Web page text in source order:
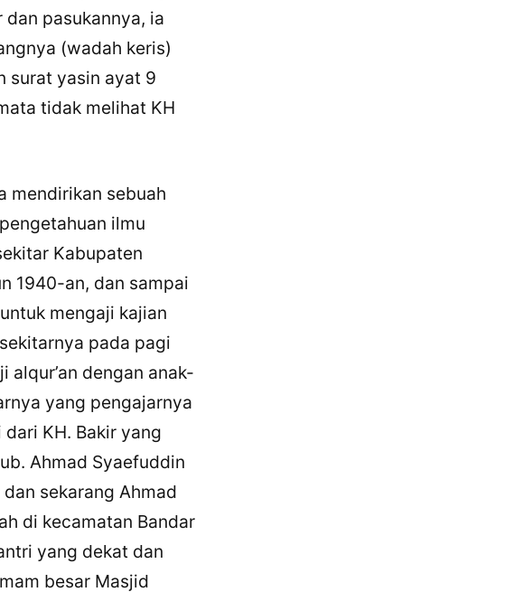
dan pasukannya, ia
(wadah keris)
surat yasin ayat 9
tidak melihat KH
mendirikan sebuah
ilmu
Kabupaten
1940-an, dan sampai
mengaji kajian
pada pagi
alqur’an dengan anak-
yang pengajarnya
KH. Bakir yang
Ahmad Syaefuddin
sekarang Ahmad
di kecamatan Bandar
yang dekat dan
besar Masjid